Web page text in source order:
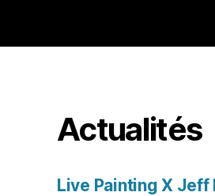
Actualités
Live Painting X Jeff